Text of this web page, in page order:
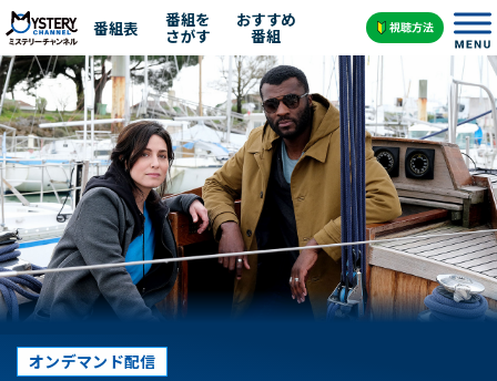
番組表 番組を
さがす
おすすめ
番組
オンデマンド配信